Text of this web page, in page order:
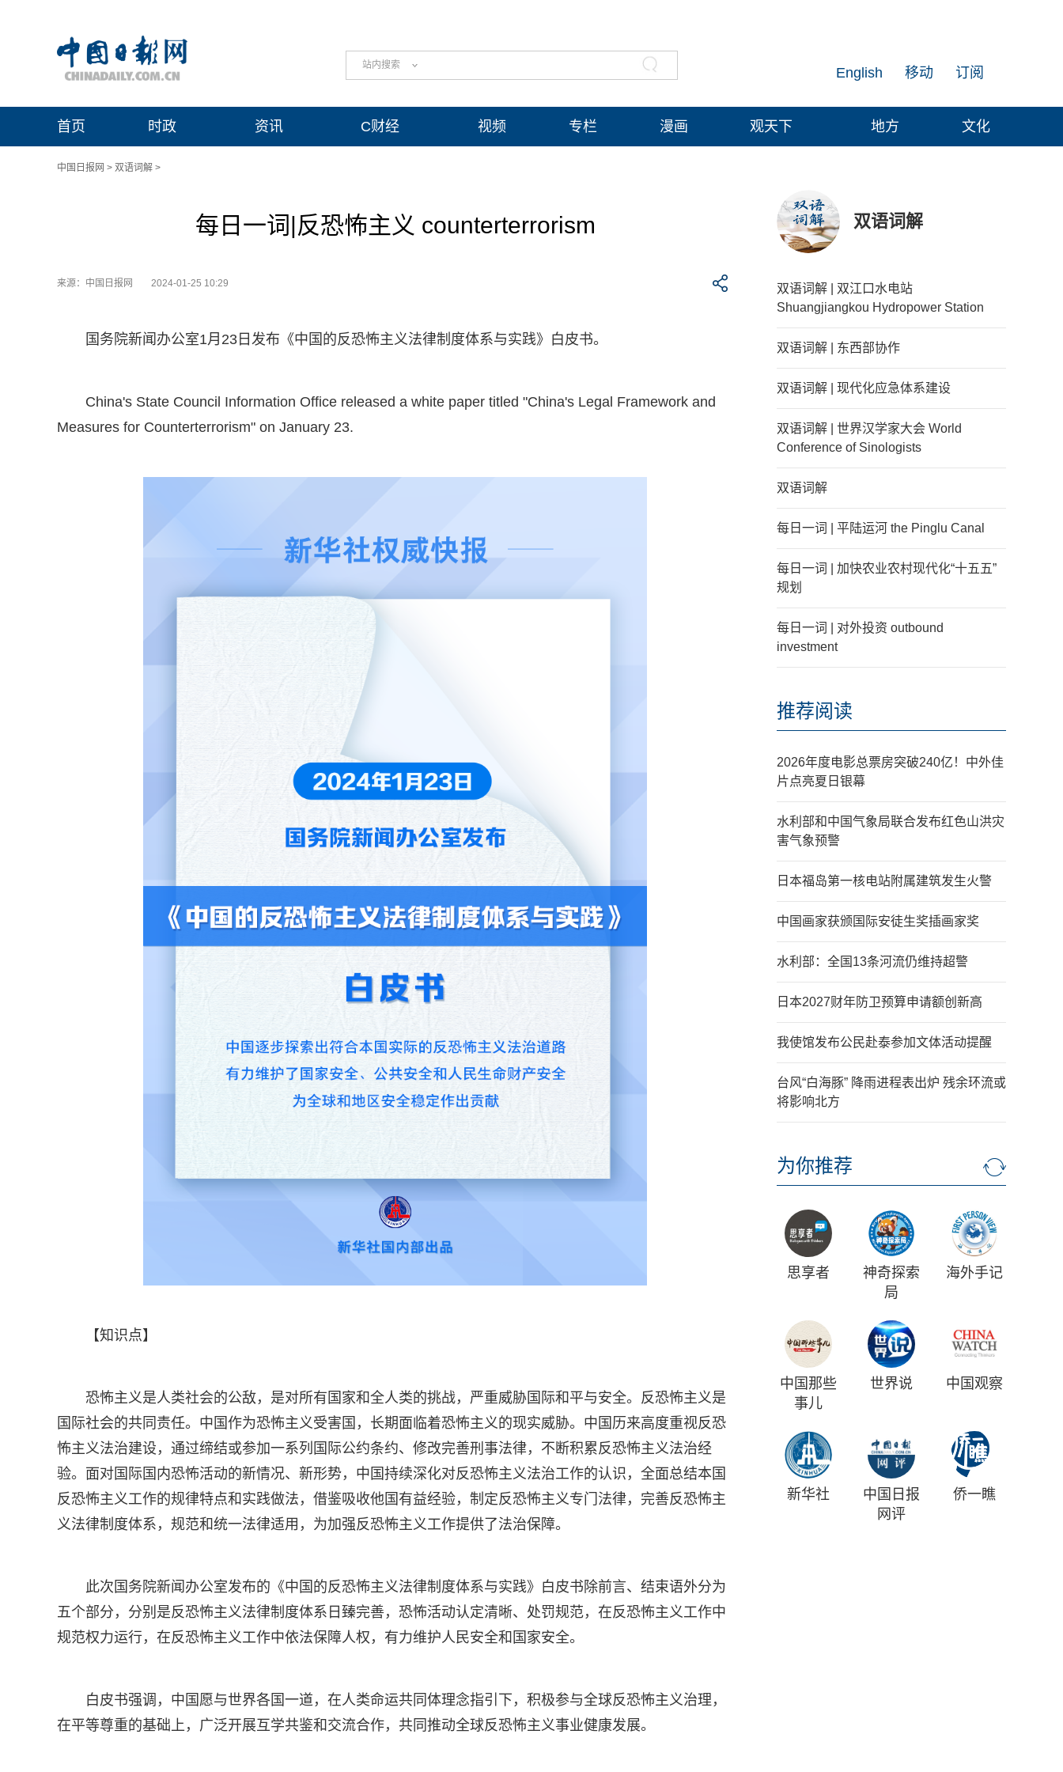
站内搜索 订阅
移动
English
首页 时政 资讯 C财经 视频 专栏 漫画 观天下 地方 文化
中国日报网 > 双语词解 >
每日一词|反恐怖主义 counterterrorism
来源：中国日报网 2024-01-25 10:29
国务院新闻办公室1月23日发布《中国的反恐怖主义法律制度体系与实践》白皮书。
China's State Council Information Office released a white paper titled "China's Legal Framework and
Measures for Counterterrorism" on January 23.
【知识点】
恐怖主义是人类社会的公敌，是对所有国家和全人类的挑战，严重威胁国际和平与安全。反恐怖主义是
国际社会的共同责任。中国作为恐怖主义受害国，长期面临着恐怖主义的现实威胁。中国历来高度重视反恐
怖主义法治建设，通过缔结或参加一系列国际公约条约、修改完善刑事法律，不断积累反恐怖主义法治经
验。面对国际国内恐怖活动的新情况、新形势，中国持续深化对反恐怖主义法治工作的认识，全面总结本国
反恐怖主义工作的规律特点和实践做法，借鉴吸收他国有益经验，制定反恐怖主义专门法律，完善反恐怖主
义法律制度体系，规范和统一法律适用，为加强反恐怖主义工作提供了法治保障。
此次国务院新闻办公室发布的《中国的反恐怖主义法律制度体系与实践》白皮书除前言、结束语外分为
五个部分，分别是反恐怖主义法律制度体系日臻完善，恐怖活动认定清晰、处罚规范，在反恐怖主义工作中
规范权力运行，在反恐怖主义工作中依法保障人权，有力维护人民安全和国家安全。
白皮书强调，中国愿与世界各国一道，在人类命运共同体理念指引下，积极参与全球反恐怖主义治理，
在平等尊重的基础上，广泛开展互学共鉴和交流合作，共同推动全球反恐怖主义事业健康发展。
双语词解
双语词解 | 双江口水电站
Shuangjiangkou Hydropower Station
双语词解 | 东西部协作
双语词解 | 现代化应急体系建设
双语词解 | 世界汉学家大会 World
Conference of Sinologists
双语词解
每日一词 | 平陆运河 the Pinglu Canal
每日一词 | 加快农业农村现代化“十五五”
规划
每日一词 | 对外投资 outbound
investment
推荐阅读
2026年度电影总票房突破240亿！中外佳
片点亮夏日银幕
水利部和中国气象局联合发布红色山洪灾
害气象预警
日本福岛第一核电站附属建筑发生火警
中国画家获颁国际安徒生奖插画家奖
水利部：全国13条河流仍维持超警
日本2027财年防卫预算申请额创新高
我使馆发布公民赴泰参加文体活动提醒
台风“白海豚” 降雨进程表出炉 残余环流或
将影响北方
为你推荐
思享者
神奇探索
局
海外手记
中国那些
事儿
世界说 中国观察
新华社
中国日报
网评
侨一瞧